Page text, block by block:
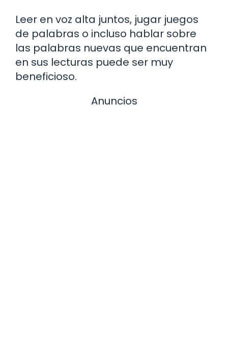
Leer en voz alta juntos, jugar juegos
de palabras o incluso hablar sobre
las palabras nuevas que encuentran
en sus lecturas puede ser muy
beneficioso.
Anuncios